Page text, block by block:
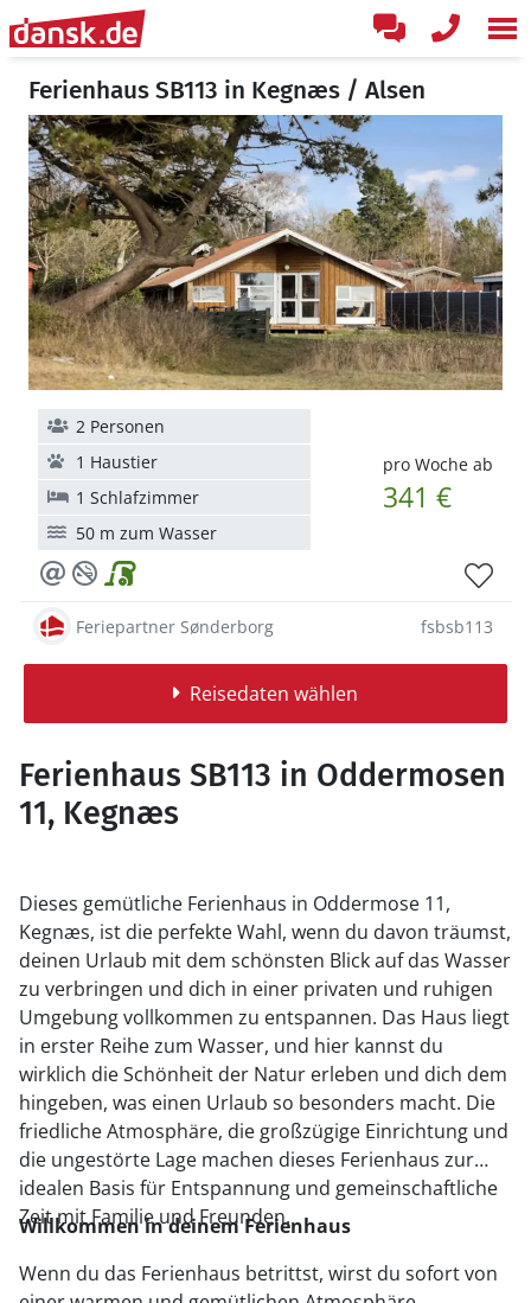
Ferienhaus SB113 in Kegnæs / Alsen
pro Woche ab
341 €
2 Personen
1 Haustier
1 Schlafzimmer
50 m zum Wasser
Feriepartner Sønderborg fsbsb113
Reisedaten wählen
Ferienhaus SB113 in Oddermosen
11, Kegnæs
Dieses gemütliche Ferienhaus in Oddermose 11,
Kegnæs, ist die perfekte Wahl, wenn du davon träumst,
deinen Urlaub mit dem schönsten Blick auf das Wasser
zu verbringen und dich in einer privaten und ruhigen
Umgebung vollkommen zu entspannen. Das Haus liegt
in erster Reihe zum Wasser, und hier kannst du
wirklich die Schönheit der Natur erleben und dich dem
hingeben, was einen Urlaub so besonders macht. Die
friedliche Atmosphäre, die großzügige Einrichtung und
die ungestörte Lage machen dieses Ferienhaus zur
idealen Basis für Entspannung und gemeinschaftliche
Zeit mit Familie und Freunden.
Willkommen in deinem Ferienhaus
Wenn du das Ferienhaus betrittst, wirst du sofort von